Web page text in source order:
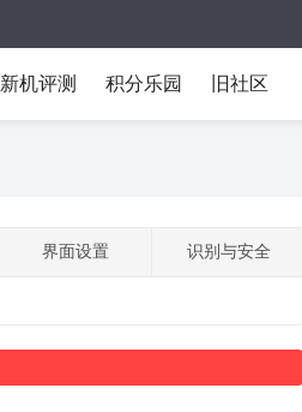
新机评测 积分乐园 旧社区
界面设置 识别与安全